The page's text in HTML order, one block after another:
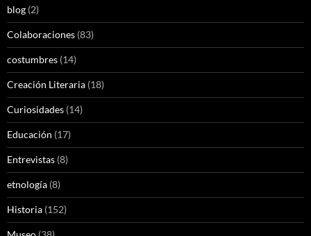
blog (2)
Colaboraciones (83)
costumbres (14)
Creación Literaria (18)
Curiosidades (14)
Educación (17)
Entrevistas (8)
etnología (8)
Historia (152)